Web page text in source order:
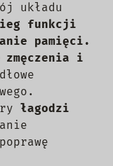
układu
funkcji
pamięci.
zmęczenia i
łagodzi